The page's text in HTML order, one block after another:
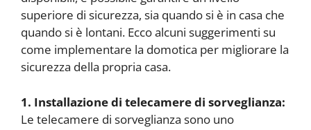
superiore di sicurezza, sia quando si è in casa che
quando si è lontani. Ecco alcuni suggerimenti su
come implementare la domotica per migliorare la
sicurezza della propria casa.
1. Installazione di telecamere di sorveglianza:
Le telecamere di sorveglianza sono uno